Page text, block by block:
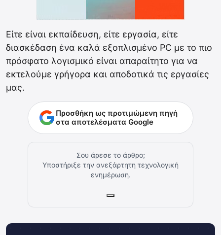
Είτε είναι εκπαίδευση, είτε εργασία, είτε
διασκέδαση ένα καλά εξοπλισμένο PC με το πιο
πρόσφατο λογισμικό είναι απαραίτητο για να
εκτελούμε γρήγορα και αποδοτικά τις εργασίες
μας.
Προσθήκη ως προτιμώμενη πηγή
στα αποτελέσματα Google
Σου άρεσε το άρθρο;
Υποστήριξε την ανεξάρτητη τεχνολογική
ενημέρωση.